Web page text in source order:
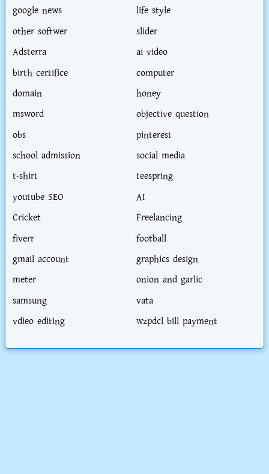
google news
life style
other softwer
slider
Adsterra
ai video
birth certifice
computer
domain
honey
msword
objective question
obs
pinterest
school admission
social media
t-shirt
teespring
youtube SEO
AI
Cricket
Freelancing
fiverr
football
gmail account
graphics design
meter
onion and garlic
samsung
vata
vdieo editing
wzpdcl bill payment